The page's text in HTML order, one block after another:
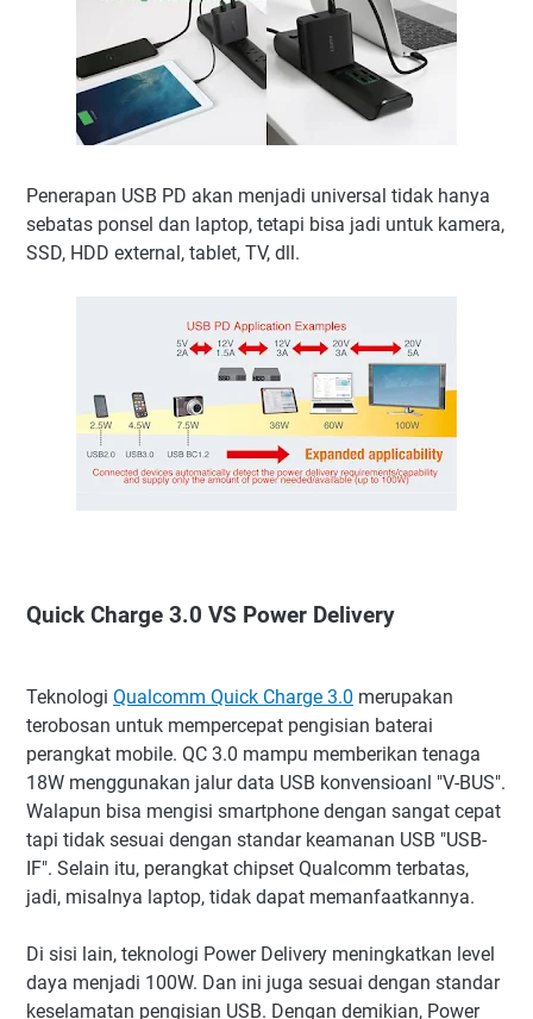
Penerapan USB PD akan menjadi universal tidak hanya
sebatas ponsel dan laptop, tetapi bisa jadi untuk kamera,
SSD, HDD external, tablet, TV, dll.
Quick Charge 3.0 VS Power Delivery
Teknologi Qualcomm Quick Charge 3.0 merupakan
terobosan untuk mempercepat pengisian baterai
perangkat mobile. QC 3.0 mampu memberikan tenaga
18W menggunakan jalur data USB konvensioanl "V-BUS".
Walapun bisa mengisi smartphone dengan sangat cepat
tapi tidak sesuai dengan standar keamanan USB "USB-
IF". Selain itu, perangkat chipset Qualcomm terbatas,
jadi, misalnya laptop, tidak dapat memanfaatkannya.
Di sisi lain, teknologi Power Delivery meningkatkan level
daya menjadi 100W. Dan ini juga sesuai dengan standar
keselamatan pengisian USB. Dengan demikian, Power